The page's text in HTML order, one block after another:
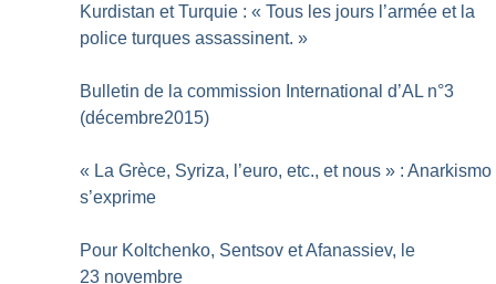
Kurdistan et Turquie : « Tous les jours l’armée et la
police turques assassinent. »
Bulletin de la commission International d’AL n°3
(décembre2015)
« La Grèce, Syriza, l’euro, etc., et nous » : Anarkismo
s’exprime
Pour Koltchenko, Sentsov et Afanassiev, le
23 novembre